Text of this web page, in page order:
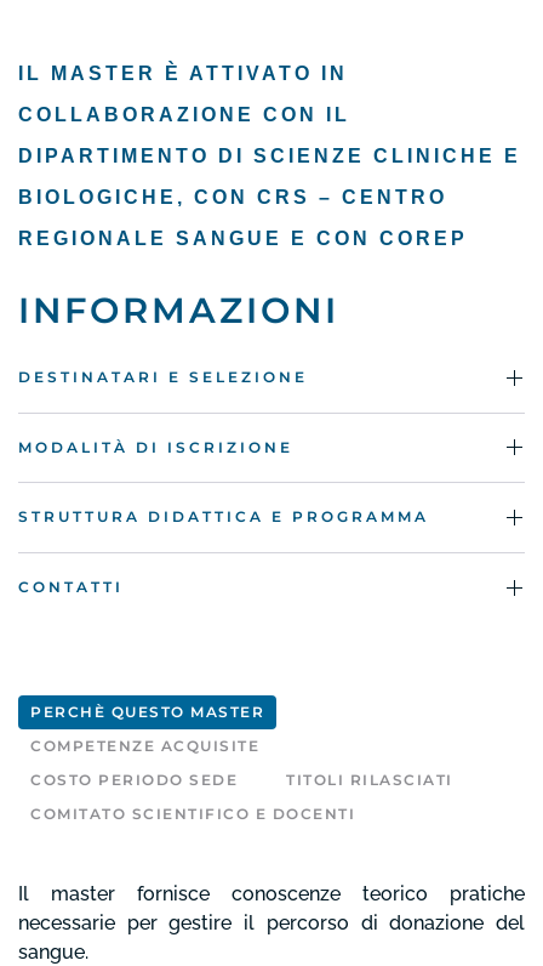
IL MASTER È ATTIVATO IN
COLLABORAZIONE CON IL
DIPARTIMENTO DI SCIENZE CLINICHE E
BIOLOGICHE, CON CRS – CENTRO
REGIONALE SANGUE E CON COREP
INFORMAZIONI
DESTINATARI E SELEZIONE
MODALITÀ DI ISCRIZIONE
STRUTTURA DIDATTICA E PROGRAMMA
CONTATTI
PERCHÈ QUESTO MASTER
COMPETENZE ACQUISITE
COSTO PERIODO SEDE
TITOLI RILASCIATI
COMITATO SCIENTIFICO E DOCENTI
Il master fornisce conoscenze teorico pratiche
necessarie per gestire il percorso di donazione del
sangue.